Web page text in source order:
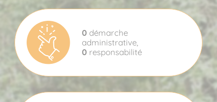
0 démarche
administrative,
0 responsabilité